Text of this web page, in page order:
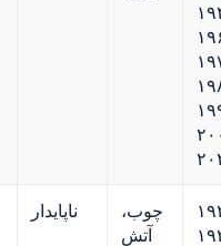
ناپایدار
چوب،
آتش